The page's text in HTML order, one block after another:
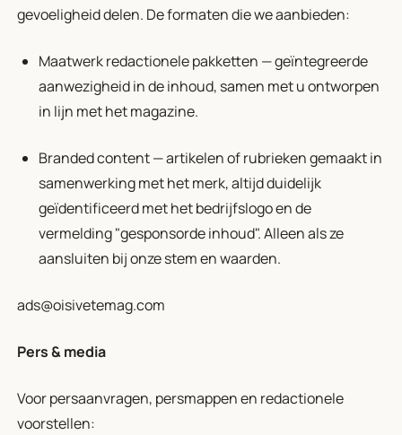
gevoeligheid delen. De formaten die we aanbieden:
Maatwerk redactionele pakketten — geïntegreerde
aanwezigheid in de inhoud, samen met u ontworpen
in lijn met het magazine.
Branded content — artikelen of rubrieken gemaakt in
samenwerking met het merk, altijd duidelijk
geïdentificeerd met het bedrijfslogo en de
vermelding "gesponsorde inhoud". Alleen als ze
aansluiten bij onze stem en waarden.
ads@oisivetemag.com
Pers & media
Voor persaanvragen, persmappen en redactionele
voorstellen: